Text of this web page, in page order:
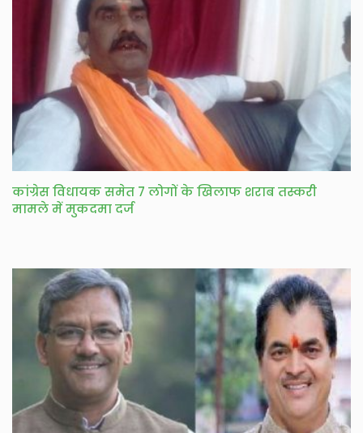
कांग्रेस विधायक समेत 7 लोगों के खिलाफ शराब तस्करी
मामले में मुकदमा दर्ज